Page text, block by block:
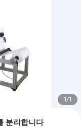
1/1
분리합니다